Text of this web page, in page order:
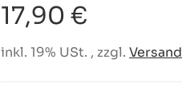
17,90 €
inkl. 19% USt. , zzgl. Versand